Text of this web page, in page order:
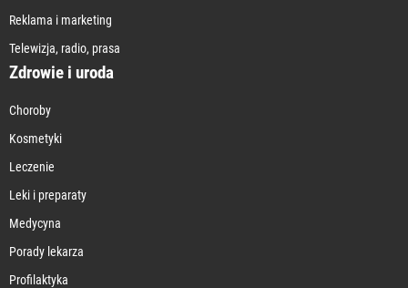
Reklama i marketing
Telewizja, radio, prasa
Zdrowie i uroda
Choroby
Kosmetyki
Leczenie
Leki i preparaty
Medycyna
Porady lekarza
Profilaktyka